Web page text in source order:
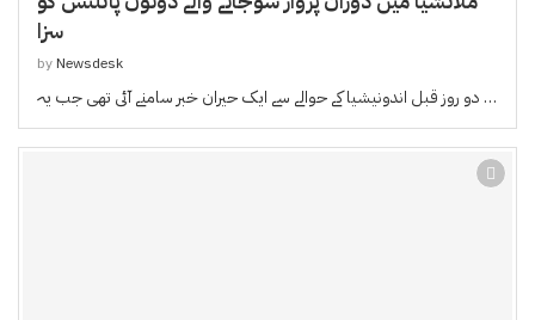
سزا
by Newsdesk
دو روز قبل اندونیشیا کے حوالے سے ایک حیران خبر سامنے آئی تھی جب یہ …